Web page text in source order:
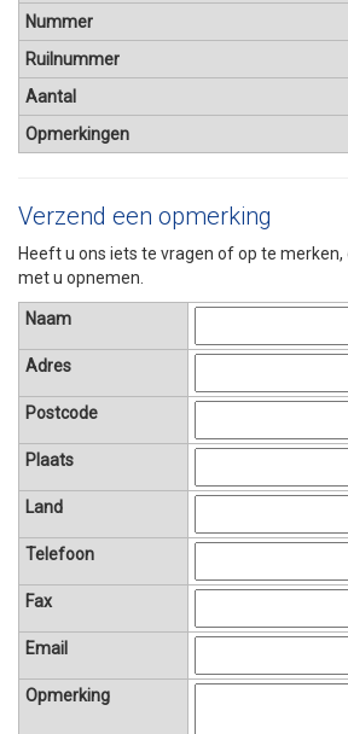
Nummer
Ruilnummer
Aantal
Opmerkingen
Verzend een opmerking
Heeft u ons iets te vragen of op te
met u opnemen.
Naam
Adres
Postcode
Plaats
Land
Telefoon
Fax
Email
Opmerking